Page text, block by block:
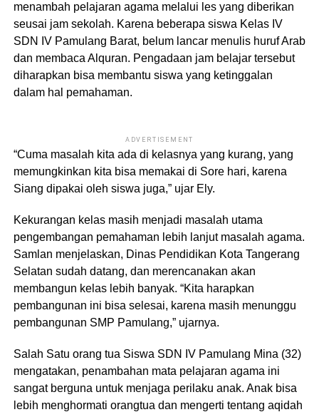
menambah pelajaran agama melalui les yang diberikan
seusai jam sekolah. Karena beberapa siswa Kelas IV
SDN IV Pamulang Barat, belum lancar menulis huruf Arab
dan membaca Alquran. Pengadaan jam belajar tersebut
diharapkan bisa membantu siswa yang ketinggalan
dalam hal pemahaman.
ADVERTISEMENT
“Cuma masalah kita ada di kelasnya yang kurang, yang
memungkinkan kita bisa memakai di Sore hari, karena
Siang dipakai oleh siswa juga,” ujar Ely.
Kekurangan kelas masih menjadi masalah utama
pengembangan pemahaman lebih lanjut masalah agama.
Samlan menjelaskan, Dinas Pendidikan Kota Tangerang
Selatan sudah datang, dan merencanakan akan
membangun kelas lebih banyak. “Kita harapkan
pembangunan ini bisa selesai, karena masih menunggu
pembangunan SMP Pamulang,” ujarnya.
Salah Satu orang tua Siswa SDN IV Pamulang Mina (32)
mengatakan, penambahan mata pelajaran agama ini
sangat berguna untuk menjaga perilaku anak. Anak bisa
lebih menghormati orangtua dan mengerti tentang aqidah